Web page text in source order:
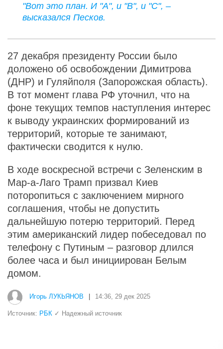
"Вот это план. И "А", и "В", и "С", –
высказался Песков.
27 декабря президенту России было
доложено об освобождении Димитрова
(ДНР) и Гуляйполя (Запорожская область).
В тот момент глава РФ уточнил, что на
фоне текущих темпов наступления интерес
к выводу украинских формирований из
территорий, которые те занимают,
фактически сводится к нулю.
В ходе воскресной встречи с Зеленским в
Мар-а-Лаго Трамп призвал Киев
поторопиться с заключением мирного
соглашения, чтобы не допустить
дальнейшую потерю территорий. Перед
этим американский лидер побеседовал по
телефону с Путиным – разговор длился
более часа и был инициирован Белым
домом.
Игорь ЛУКЬЯНОВ 14:36, 29 дек 2025
Источник: РБК ✓ Надежный источник